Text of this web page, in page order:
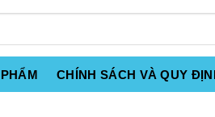
CHÍNH SÁCH VÀ QUY